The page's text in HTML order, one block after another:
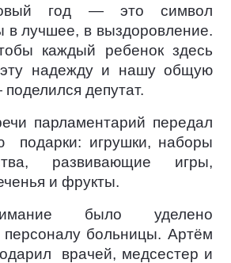
год — это символ
в лучшее, в выздоровление.
каждый ребенок здесь
эту надежду и нашу общую
депутат.
парламентарий передал
подарки: игрушки, наборы
развивающие игры,
и фрукты.
было уделено
персоналу больницы. Артём
врачей, медсестер и